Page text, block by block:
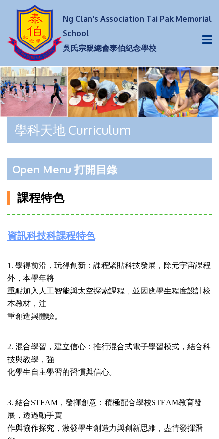
Ng Clan's Association Tai Pak Memorial
School
吳氏宗親總會泰伯紀念學校
學科天地 Curriculum
Open Menu 打開目錄
課程特色
資訊科技科課程特色
1. 學得前沿，玩得創新：課程緊貼科技發展，除元宇宙課程
外，本學年將
重點加入人工智能與太空探索課程，並因應學生程度設計校
本教材，注
重創造與體驗。
2. 混合學習，建立信心：推行混合式電子學習模式，結合科
技與教學，強
化學生自主學習的習慣與信心。
3. 結合STEAM，發揮創意：積極配合學校STEAM教育發
展，透過動手實
作與協作探究，激發學生創造力與創新思維，盡情發揮潛